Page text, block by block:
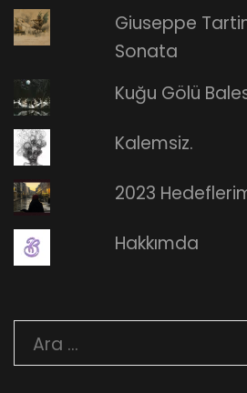
Giuseppe
Sonata
Kuğu Gölü
Kalemsiz.
2023
Hakkımda
Arama: